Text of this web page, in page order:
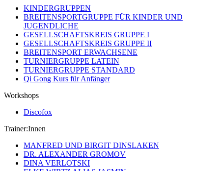
KINDERGRUPPEN
BREITENSPORTGRUPPE FÜR KINDER UND
JUGENDLICHE
GESELLSCHAFTSKREIS GRUPPE I
GESELLSCHAFTSKREIS GRUPPE II
BREITENSPORT ERWACHSENE
TURNIERGRUPPE LATEIN
TURNIERGRUPPE STANDARD
Qi Gong Kurs für Anfänger
Workshops
Discofox
Trainer:Innen
MANFRED UND BIRGIT DINSLAKEN
DR. ALEXANDER GROMOV
DINA VERLOTSKI